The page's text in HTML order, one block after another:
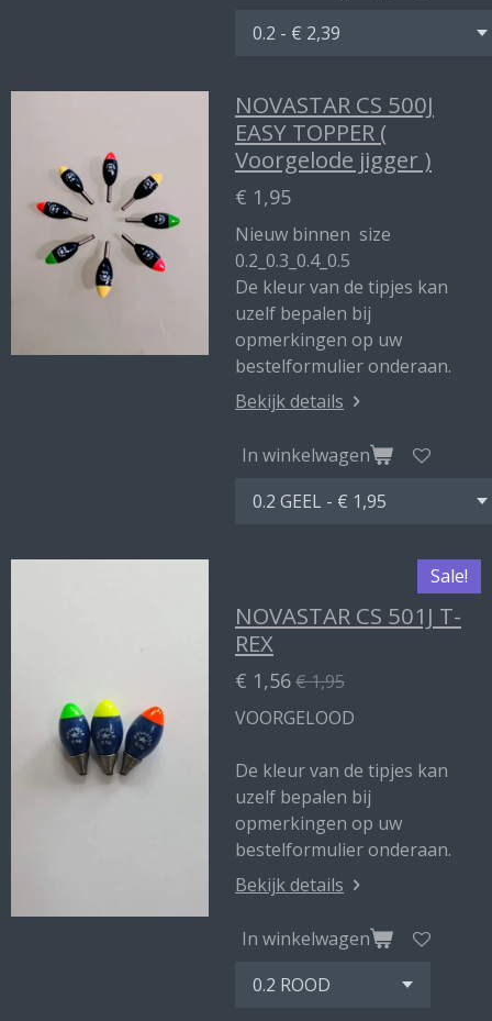
NOVASTAR CS 500J
EASY TOPPER (
Voorgelode jigger )
€ 1,95
Nieuw binnen size
0.2_0.3_0.4_0.5
De kleur van de tipjes kan
uzelf bepalen bij
opmerkingen op uw
bestelformulier onderaan.
Bekijk details
In winkelwagen
Sale!
NOVASTAR CS 501J T-
REX
€ 1,56€ 1,95
VOORGELOOD
De kleur van de tipjes kan
uzelf bepalen bij
opmerkingen op uw
bestelformulier onderaan.
Bekijk details
In winkelwagen